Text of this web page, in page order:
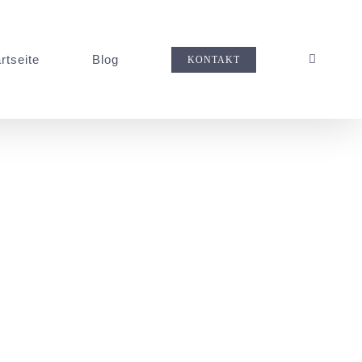
Blog KONTAKT